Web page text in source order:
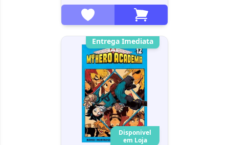
Entrega Imediata
Disponivel
em Loja